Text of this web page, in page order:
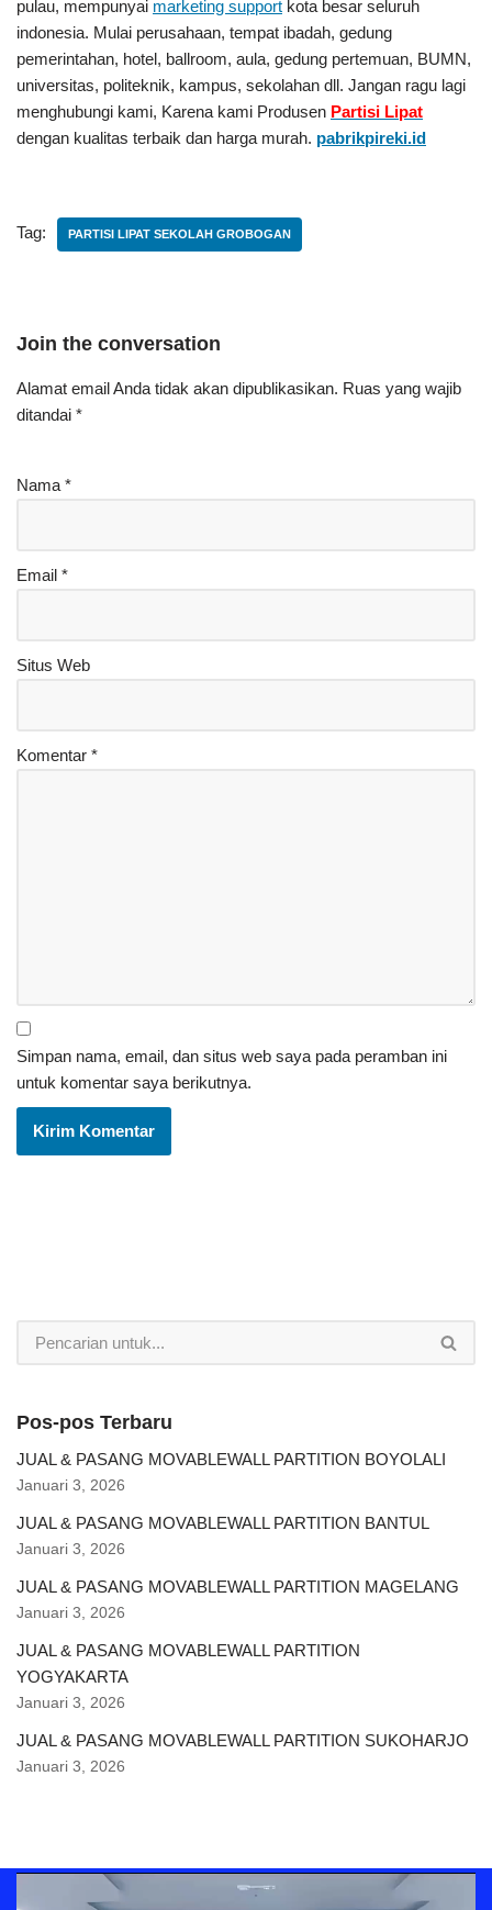
pulau, mempunyai marketing support kota besar seluruh
indonesia. Mulai perusahaan, tempat ibadah, gedung
pemerintahan, hotel, ballroom, aula, gedung pertemuan, BUMN,
universitas, politeknik, kampus, sekolahan dll. Jangan ragu lagi
menghubungi kami, Karena kami Produsen Partisi Lipat
dengan kualitas terbaik dan harga murah. pabrikpireki.id
Tag: PARTISI LIPAT SEKOLAH GROBOGAN
Join the conversation
Alamat email Anda tidak akan dipublikasikan. Ruas yang wajib
ditandai *
Nama *
Email *
Situs Web
Komentar *
Simpan nama, email, dan situs web saya pada peramban ini
untuk komentar saya berikutnya.
Pos-pos Terbaru
JUAL & PASANG MOVABLEWALL PARTITION BOYOLALI
Januari 3, 2026
JUAL & PASANG MOVABLEWALL PARTITION BANTUL
Januari 3, 2026
JUAL & PASANG MOVABLEWALL PARTITION MAGELANG
Januari 3, 2026
JUAL & PASANG MOVABLEWALL PARTITION
YOGYAKARTA
Januari 3, 2026
JUAL & PASANG MOVABLEWALL PARTITION SUKOHARJO
Januari 3, 2026